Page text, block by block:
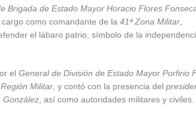
Brigada de Estado Mayor Horacio Flores
como comandante de la 41ª Zona Militar
el lábaro patrio, símbolo de la
el General de División de Estado Mayor Porfirio
Militar , y contó con la presencia del
González , así como autoridades militares y civiles.